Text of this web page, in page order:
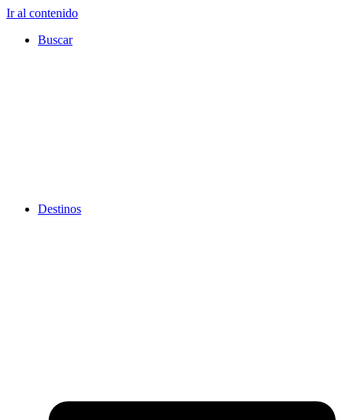
Ir al contenido
Buscar
Destinos